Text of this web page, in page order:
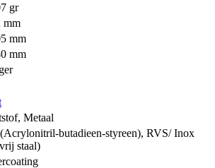
gr
mm
mm
mm
, Metaal
butadieen-styreen), RVS/ Inox
staal)